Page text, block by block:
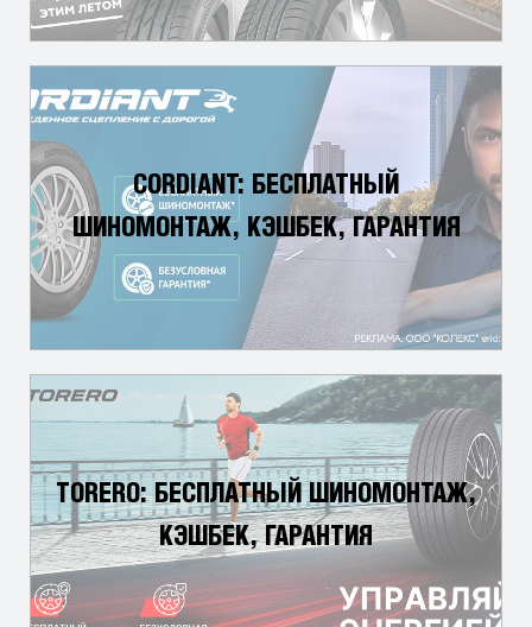
CORDIANT: БЕСПЛАТНЫЙ
ШИНОМОНТАЖ, КЭШБЕК, ГАРАНТИЯ
TORERO: БЕСПЛАТНЫЙ ШИНОМОНТАЖ,
КЭШБЕК, ГАРАНТИЯ